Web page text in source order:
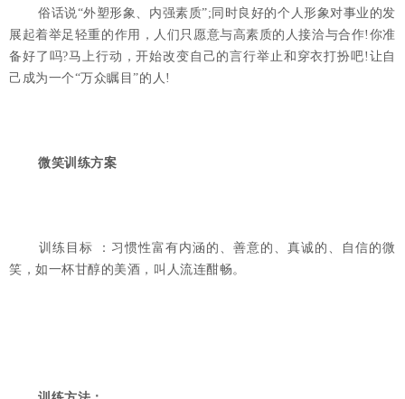
俗话说“外塑形象、内强素质”;同时良好的个人形象对事业的发
展起着举足轻重的作用，人们只愿意与高素质的人接洽与合作!你准
备好了吗?马上行动，开始改变自己的言行举止和穿衣打扮吧!让自
己成为一个“万众瞩目”的人!
微笑训练方案
训练目标 ：习惯性富有内涵的、善意的、真诚的、自信的微
笑，如一杯甘醇的美酒，叫人流连酣畅。